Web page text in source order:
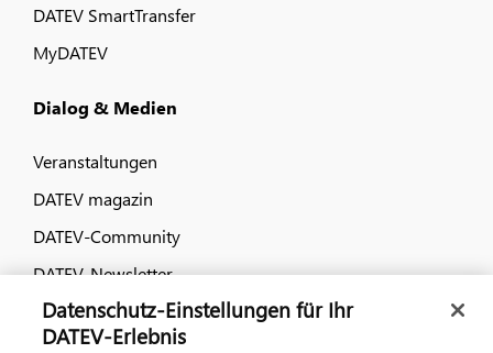
DATEV SmartTransfer
MyDATEV
Dialog & Medien
Veranstaltungen
DATEV magazin
DATEV-Community
DATEV-Newsletter
Kontaktieren Sie uns
Datenschutz-Einstellungen für Ihr
DATEV-Erlebnis